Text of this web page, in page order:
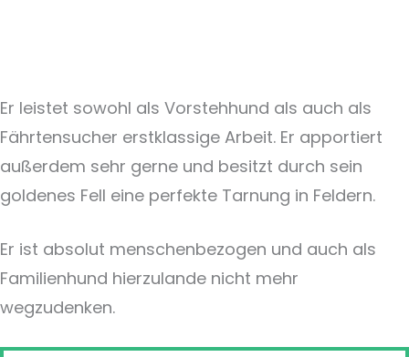
Er leistet sowohl als Vorstehhund als auch als
Fährtensucher erstklassige Arbeit. Er apportiert
außerdem sehr gerne und besitzt durch sein
goldenes Fell eine perfekte Tarnung in Feldern.
Er ist absolut menschenbezogen und auch als
Familienhund hierzulande nicht mehr
wegzudenken.